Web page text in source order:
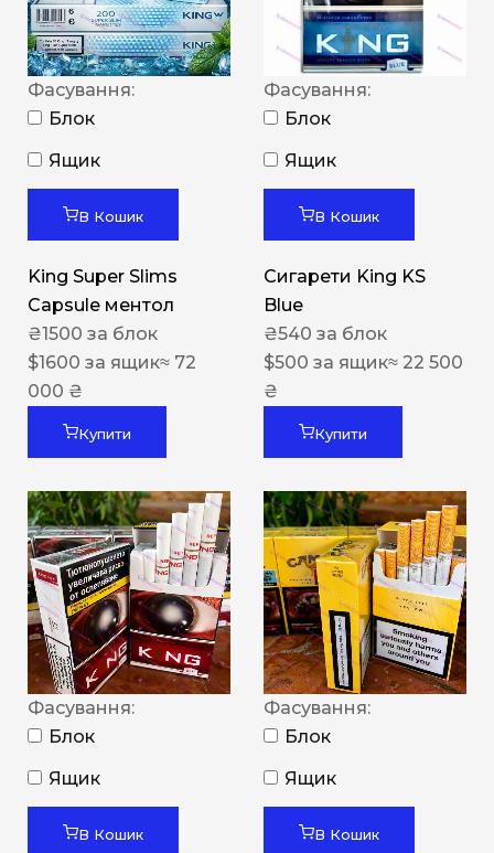
Фасування:
Блок
Ящик
В Кошик
King Super Slims
Capsule ментол
₴1500 за блок
$1600 за ящик≈ 72
000 ₴
Купити
Фасування:
Блок
Ящик
В Кошик
Сигарети King KS
Blue
₴540 за блок
$500 за ящик≈ 22 500
₴
Купити
Фасування:
Блок
Ящик
В Кошик
Фасування:
Блок
Ящик
В Кошик